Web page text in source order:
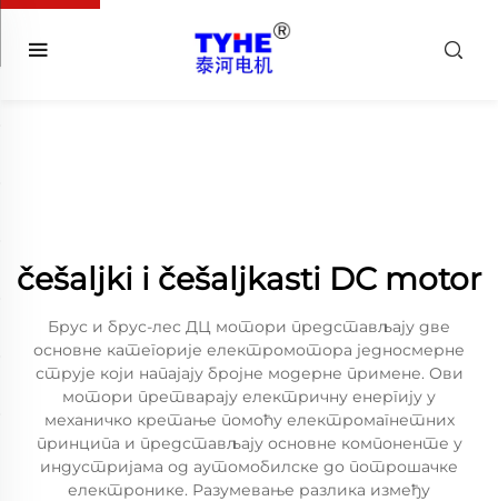
češaljki i češaljkasti DC motor
Брус и брус-лес ДЦ мотори представљају две
основне категорије електромотора једносмерне
струје који напајају бројне модерне примене. Ови
мотори претварају електричну енергију у
механичко кретање помоћу електромагнетних
принципа и представљају основне компоненте у
индустријама од аутомобилске до потрошачке
електронике. Разумевање разлика између